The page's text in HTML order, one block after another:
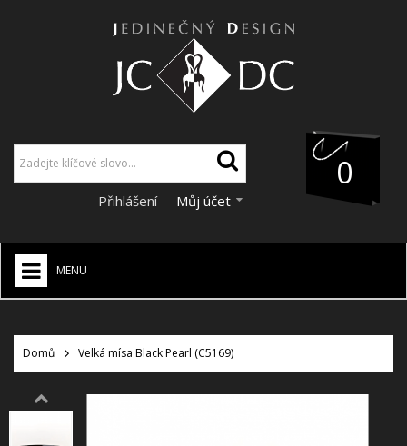
0
Přihlášení Můj účet
MENU
VÁNOCE
Domů Velká mísa Black Pearl (C5169)